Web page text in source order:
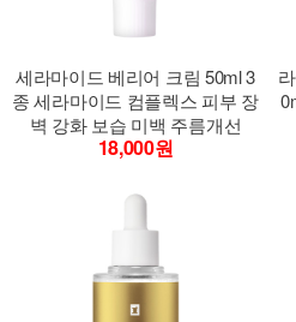
세라마이드 베리어 크림 50ml 3
종 세라마이드 컴플렉스 피부 장
벽 강화 보습 미백 주름개선
18,000원